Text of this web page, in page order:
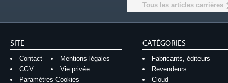
Tous les articles carrières
SITE
Contact
Mentions légales
CGV
Vie privée
Paramètres Cookies
CATÉGORIES
Fabricants, éditeurs
Revendeurs
Cloud